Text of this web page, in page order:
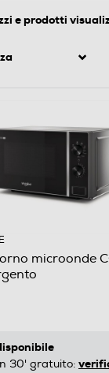
e prodotti
microonde
30' gratuito: